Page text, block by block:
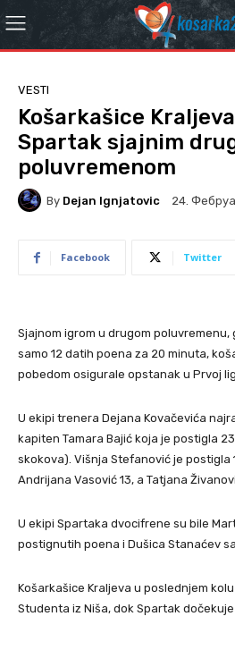
VESTI
Košarkašice
Spartak sjajnim
poluvremenom
By Dejan Ignjatovic 24.
Facebook Twitter
Sjajnom igrom u drugom
samo 12 datih poena za 20 minuta,
pobedom osigurale opstanak u Prvoj
U ekipi trenera Dejana Kovačevića
kapiten Tamara Bajić koja je postigla
skokova). Višnja Stefanović je postigla
Andrijana Vasović 13, a Tatjana
U ekipi Spartaka dvocifrene su bile
postignutih poena i Dušica Stanaćev sa
Košarkašice Kraljeva u poslednjem
Studenta iz Niša, dok Spartak dočekuje